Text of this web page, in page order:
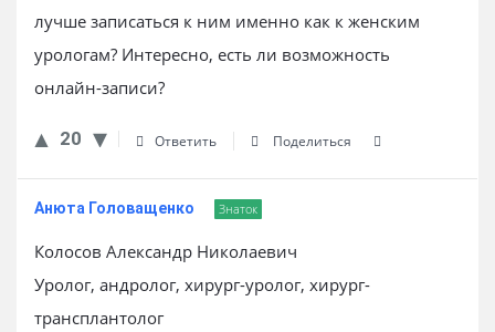
лучше записаться к ним именно как к женским
урологам? Интересно, есть ли возможность
онлайн-записи?
20 Ответить Поделиться
Анюта Головащенко Знаток
Колосов Александр Николаевич
Уролог, андролог, хирург-уролог, хирург-
трансплантолог